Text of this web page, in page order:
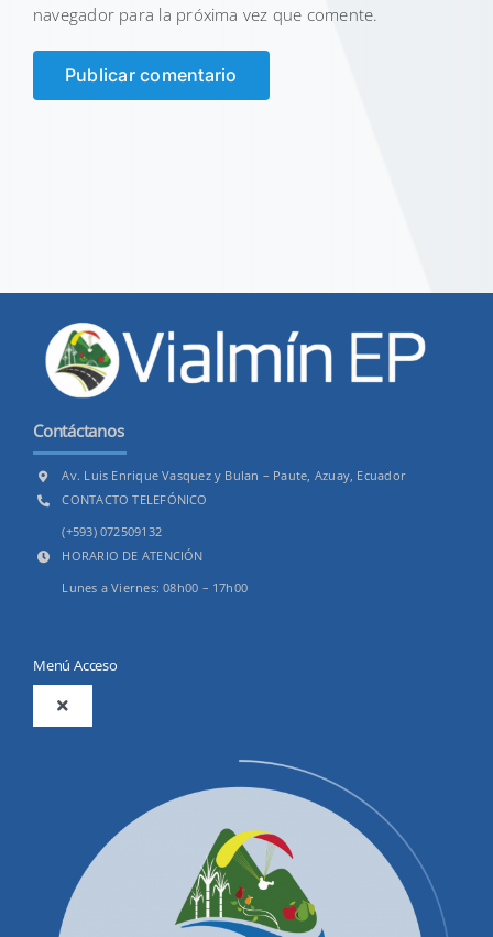
navegador para la próxima vez que comente.
Contáctanos
Av. Luis Enrique Vasquez y Bulan – Paute, Azuay, Ecuador
CONTACTO TELEFÓNICO
(+593) 072509132
HORARIO DE ATENCIÓN
Lunes a Viernes: 08h00 – 17h00
Menú Acceso
Toggle
Productos y Servicios
Convocatorias Precalificación